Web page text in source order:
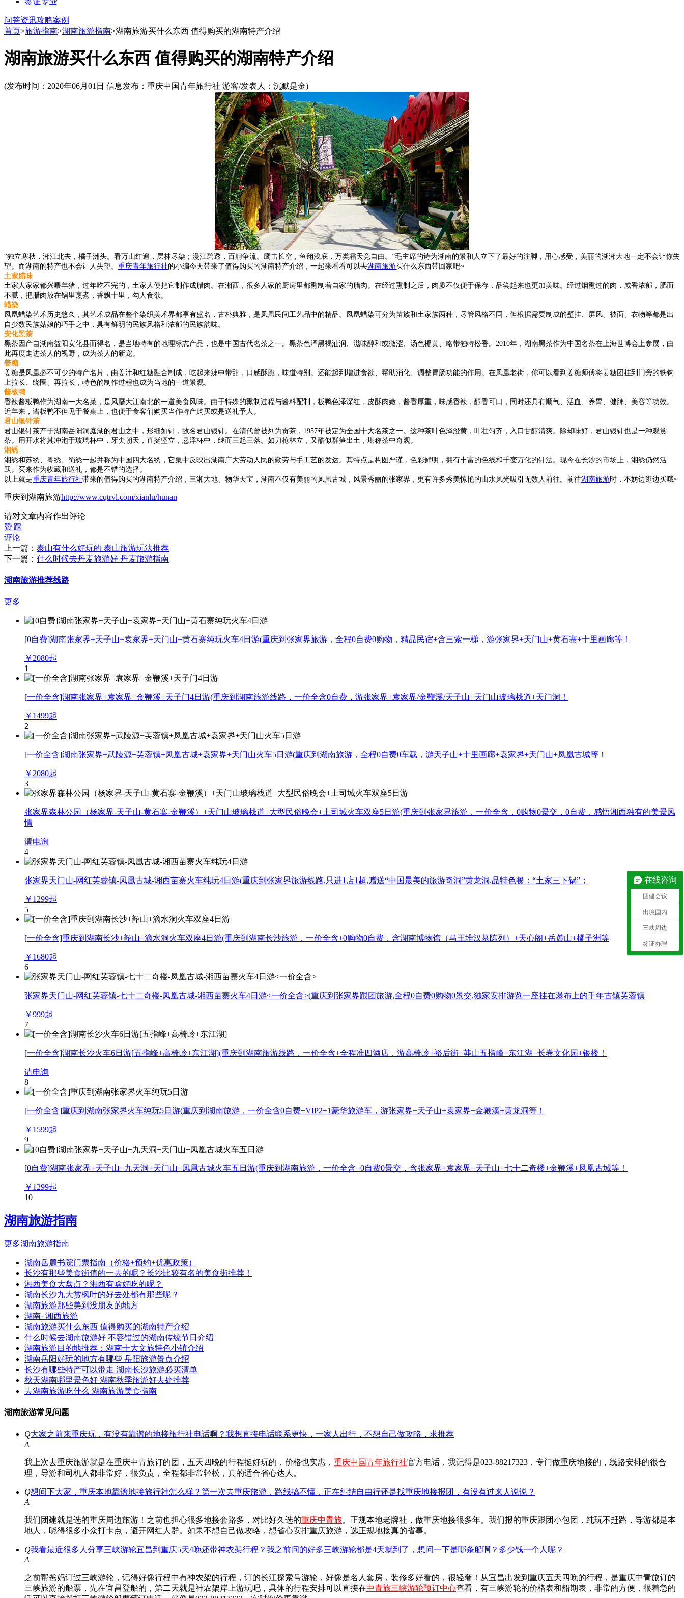
问答资讯攻略案例
首页>旅游指南>湖南旅游指南>湖南旅游买什么东西 值得购买的湖南特产介绍
湖南旅游买什么东西 值得购买的湖南特产介绍
(发布时间：2020年06月01日 信息发布：重庆中国青年旅行社 游客/发表人：沉默是金)
“独立寒秋，湘江北去，橘子洲头。看万山红遍，层林尽染；漫江碧透，百舸争流。鹰击长空，鱼翔浅底，万类霜天竞自由。”毛主席的诗为湖南的景和人立下了最好的注脚，用心感受，美丽的湖湘大地一定不会让你失
望。而湖南的特产也不会让人失望。 重庆青年旅行社的小编今天带来了值得购买的湖南特产介绍，一起来看看可以去湖南旅游买什么东西带回家吧~
土家腊味
土家人家家都兴喂年猪，过年吃不完的，土家人便把它制作成腊肉。在湘西，很多人家的厨房里都熏制着自家的腊肉。在经过熏制之后，肉质不仅便于保存，品尝起来也更加美味。经过烟熏过的肉，咸香浓郁，肥而
不腻，把腊肉放在锅里烹煮，香飘十里，勾人食欲。
蜡染
凤凰蜡染艺术历史悠久，其艺术成品在整个染织美术界都享有盛名，古朴典雅，是凤凰民间工艺品中的精品。凤凰蜡染可分为苗族和土家族两种，尽管风格不同，但根据需要制成的壁挂、屏风、被面、衣物等都是出
自少数民族姑娘的巧手之中，具有鲜明的民族风格和浓郁的民族韵味。
安化黑茶
黑茶因产自湖南益阳安化县而得名，是当地特有的地理标志产品，也是中国古代名茶之一。黑茶色泽黑褐油润、滋味醇和或微涩、汤色橙黄、略带独特松香。2010年，湖南黑茶作为中国名茶在上海世博会上参展，由
此再度走进茶人的视野，成为茶人的新宠。
姜糖
姜糖是凤凰必不可少的特产名片，由姜汁和红糖融合制成，吃起来辣中带甜，口感酥脆，味道特别。还能起到增进食欲、帮助消化、调整胃肠功能的作用。在凤凰老街，你可以看到姜糖师傅将姜糖团挂到门旁的铁钩
上拉长、绕圈、再拉长，特色的制作过程也成为当地的一道景观。
酱板鸭
香辣酱板鸭作为湖南一大名菜，是风靡大江南北的一道美食风味。由于特殊的熏制过程与酱料配制，板鸭色泽深红，皮酥肉嫩，酱香厚重，味感香辣，醇香可口，同时还具有顺气、活血、养胃、健脾、美容等功效。
近年来，酱板鸭不但见于餐桌上，也便于食客们购买当作特产购买或是送礼予人。
君山银针茶
君山银针茶产于湖南岳阳洞庭湖的君山之中，形细如针，故名君山银针。在清代曾被列为贡茶，1957年被定为全国十大名茶之一。这种茶叶色泽澄黄，叶壮匀齐，入口甘醇清爽。除却味好，君山银针也是一种观赏
茶。用开水将其冲泡于玻璃杯中，牙尖朝天，直挺坚立，悬浮杯中，继而三起三落。如刀枪林立，又酷似群笋出土，堪称茶中奇观。
湘绣
湘绣和苏绣、粤绣、蜀绣一起并称为中国四大名绣，它集中反映出湖南广大劳动人民的勤劳与手工艺的发达。其特点是构图严谨，色彩鲜明，拥有丰富的色线和千变万化的针法。现今在长沙的市场上，湘绣仍然活
跃。买来作为收藏和送礼，都是不错的选择。
以上就是重庆青年旅行社带来的值得购买的湖南特产介绍，三湘大地、物华天宝，湖南不仅有美丽的凤凰古城，风景秀丽的张家界，更有许多秀美惊艳的山水风光吸引无数人前往。前往湖南旅游时，不妨边逛边买哦~
重庆到湖南旅游http://www.cqtrvl.com/xianlu/hunan
请对文章内容作出评论
赞|踩
评论
上一篇： 泰山有什么好玩的 泰山旅游玩法推荐
下一篇： 什么时候去丹麦旅游好 丹麦旅游指南
湖南旅游推荐线路
更多
[0自费]湖南张家界+天子山+袁家界+天门山+黄石寨纯玩火车4日游(重庆到张家界旅游，全程0自费0购物，精品民宿+含三索一梯，游张家界+天门山+黄石寨+十里画廊等！
￥2080起
1
[一价全含]湖南张家界+袁家界+金鞭溪+天子门4日游(重庆到湖南旅游线路，一价全含0自费，游张家界+袁家界/金鞭溪/天子山+天门山玻璃栈道+天门洞！
￥ 1499起
2
[一价全含]湖南张家界+武陵源+芙蓉镇+凤凰古城+袁家界+天门山火车5日游(重庆到湖南旅游，全程0自费0车载，游天子山+十里画廊+袁家界+天门山+凤凰古城等！
￥2080起
3
张家界森林公园（杨家界-天子山-黄石寨-金鞭溪）+天门山玻璃栈道+大型民俗晚会+土司城火车双座5日游(重庆到张家界旅游，一价全含，0购物0景交，0自费，感悟湘西独有的美景风
情
请电询
4
张家界天门山-网红芙蓉镇-凤凰古城-湘西苗寨火车纯玩4日游(重庆到张家界旅游线路,只进1店1超,赠送“中国最美的旅游奇洞”黄龙洞,品特色餐：“土家三下锅”；
￥ 1299起
5
[一价全含]重庆到湖南长沙+韶山+滴水洞火车双座4日游(重庆到湖南长沙旅游，一价全含+0购物0自费，含湖南博物馆（马王堆汉墓陈列）+天心阁+岳麓山+橘子洲等
￥ 1680起
6
张家界天门山-网红芙蓉镇-七十二奇楼-凤凰古城-湘西苗寨火车4日游<一价全含>(重庆到张家界跟团旅游,全程0自费0购物0景交,独家安排游览一座挂在瀑布上的千年古镇芙蓉镇
￥999起
7
[一价全含]湖南长沙火车6日游[五指峰+高椅岭+东江湖](重庆到湖南旅游线路，一价全含+全程准四酒店，游高椅岭+裕后街+莽山五指峰+东江湖+长卷文化园+银楼！
请电询
8
[一价全含]重庆到湖南张家界火车纯玩5日游(重庆到湖南旅游，一价全含0自费+VIP2+1豪华旅游车，游张家界+天子山+袁家界+金鞭溪+黄龙洞等！
￥ 1599起
9
[0自费]湖南张家界+天子山+九天洞+天门山+凤凰古城火车五日游(重庆到湖南旅游，一价全含+0自费0景交，含张家界+袁家界+天子山+七十二奇楼+金鞭溪+凤凰古城等！
￥ 1299起
10
湖南旅游指南
更多湖南旅游指南
湖南岳麓书院门票指南（价格+预约+优惠政策）
长沙有那些美食街值的一去的呢？长沙比较有名的美食街推荐！
湘西美食大盘点？湘西有啥好吃的呢？
湖南长沙九大赏枫叶的好去处都有那些呢？
湖南旅游那些美到没朋友的地方
湖南· 湘西旅游
湖南旅游买什么东西 值得购买的湖南特产介绍
什么时候去湖南旅游好 不容错过的湖南传统节日介绍
湖南旅游目的地推荐：湖南十大文旅特色小镇介绍
湖南岳阳好玩的地方有哪些 岳阳旅游景点介绍
长沙有哪些特产可以带走 湖南长沙旅游必买清单
秋天湖南哪里景色好 湖南秋季旅游好去处推荐
去湖南旅游吃什么 湖南旅游美食指南
湖南旅游常见问题
Q大家之前来重庆玩，有没有靠谱的地接旅行社电话啊？我想直接电话联系更快，一家人出行，不想自己做攻略，求推荐
A
我上次去重庆旅游就是在重庆中青旅订的团，五天四晚的行程挺好玩的，价格也实惠， 重庆中国青年旅行社官方电话，我记得是023-88217323，专门做重庆地接的，线路安排的很合
理，导游和司机人都非常好，很负责，全程都非常轻松，真的适合省心达人。
Q想问下大家，重庆本地靠谱地接旅行社怎么样？第一次去重庆旅游，路线搞不懂，正在纠结自由行还是找重庆地接报团，有没有过来人说说？
A
我们团建就是选的重庆周边旅游！之前也担心很多地接套路多，对比好久选的重庆中青旅。正规本地老牌社，做重庆地接很多年。我们报的重庆跟团小包团，纯玩不赶路，导游都是本
地人，晓得很多小众打卡点，避开网红人群。如果不想自己做攻略，想省心安排重庆旅游，选正规地接真的省事。
Q我看最近很多人分享三峡游轮宜昌到重庆5天4晚还带神农架行程？我之前问的好多三峡游轮都是4天就到了，想问一下是哪条船啊？多少钱一个人呢？
A
之前帮爸妈订过三峡游轮，记得好像行程中有神农架的行程，订的长江探索号游轮，好像是名人套房，装修多好看的，很轻奢！从宜昌出发到重庆五天四晚的行程，是重庆中青旅订的
三峡旅游的船票，先在宜昌登船的，第二天就是神农架岸上游玩吧，具体的行程安排可以直接在中青旅三峡游轮预订中心查看，有三峡游轮的价格表和船期表，非常的方便，很着急的
在线咨询
团建会议
出境国内
三峡周边
签证办理